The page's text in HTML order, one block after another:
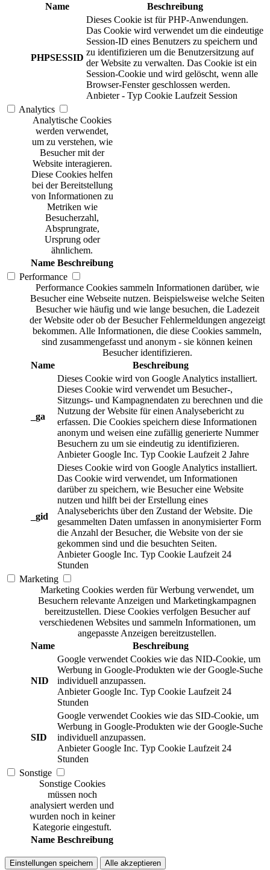
Name
Beschreibung
PHPSESSID
Dieses Cookie ist für PHP-Anwendungen.
Das Cookie wird verwendet um die eindeutige
Session-ID eines Benutzers zu speichern und
zu identifizieren um die Benutzersitzung auf
der Website zu verwalten. Das Cookie ist ein
Session-Cookie und wird gelöscht, wenn alle
Browser-Fenster geschlossen werden.
Anbieter - Typ Cookie Laufzeit Session
Analytics
Analytische Cookies
werden verwendet,
um zu verstehen, wie
Besucher mit der
Website interagieren.
Diese Cookies helfen
bei der Bereitstellung
von Informationen zu
Metriken wie
Besucherzahl,
Absprungrate,
Ursprung oder
ähnlichem.
Name Beschreibung
Performance
Performance Cookies sammeln Informationen darüber, wie
Besucher eine Webseite nutzen. Beispielsweise welche Seiten
Besucher wie häufig und wie lange besuchen, die Ladezeit
der Website oder ob der Besucher Fehlermeldungen angezeigt
bekommen. Alle Informationen, die diese Cookies sammeln,
sind zusammengefasst und anonym - sie können keinen
Besucher identifizieren.
Name
Beschreibung
_ga
Dieses Cookie wird von Google Analytics installiert.
Dieses Cookie wird verwendet um Besucher-,
Sitzungs- und Kampagnendaten zu berechnen und die
Nutzung der Website für einen Analysebericht zu
erfassen. Die Cookies speichern diese Informationen
anonym und weisen eine zufällig generierte Nummer
Besuchern zu um sie eindeutig zu identifizieren.
Anbieter Google Inc. Typ Cookie Laufzeit 2 Jahre
_gid
Dieses Cookie wird von Google Analytics installiert.
Das Cookie wird verwendet, um Informationen
darüber zu speichern, wie Besucher eine Website
nutzen und hilft bei der Erstellung eines
Analyseberichts über den Zustand der Website. Die
gesammelten Daten umfassen in anonymisierter Form
die Anzahl der Besucher, die Website von der sie
gekommen sind und die besuchten Seiten.
Anbieter Google Inc. Typ Cookie Laufzeit 24
Stunden
Marketing
Marketing Cookies werden für Werbung verwendet, um
Besuchern relevante Anzeigen und Marketingkampagnen
bereitzustellen. Diese Cookies verfolgen Besucher auf
verschiedenen Websites und sammeln Informationen, um
angepasste Anzeigen bereitzustellen.
Name
Beschreibung
NID
Google verwendet Cookies wie das NID-Cookie, um
Werbung in Google-Produkten wie der Google-Suche
individuell anzupassen.
Anbieter Google Inc. Typ Cookie Laufzeit 24
Stunden
SID
Google verwendet Cookies wie das SID-Cookie, um
Werbung in Google-Produkten wie der Google-Suche
individuell anzupassen.
Anbieter Google Inc. Typ Cookie Laufzeit 24
Stunden
Sonstige
Sonstige Cookies
müssen noch
analysiert werden und
wurden noch in keiner
Kategorie eingestuft.
Name Beschreibung
Einstellungen speichern Alle akzeptieren